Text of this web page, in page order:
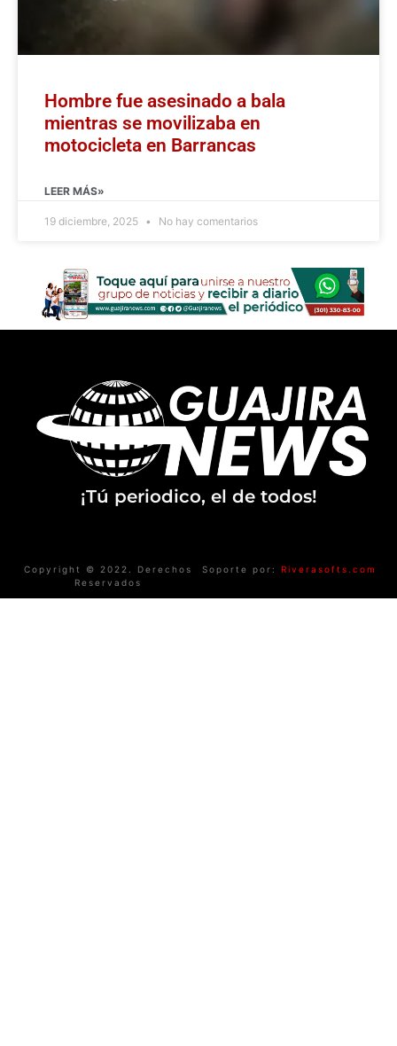
Hombre fue asesinado a bala
mientras se movilizaba en
motocicleta en Barrancas
LEER MÁS»
19 diciembre, 2025 No hay comentarios
¡Tú periodico, el de todos!
Copyright © 2022. Derechos
Reservados
Soporte por: Riverasofts.com